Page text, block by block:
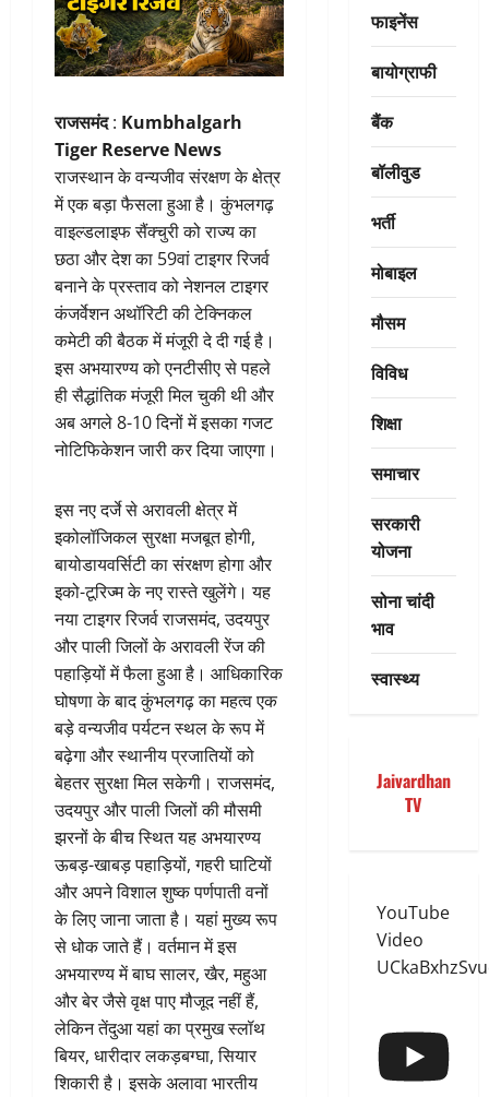
राजसमंद: Kumbhalgarh
Tiger Reserve News
राजस्थान के वन्यजीव संरक्षण के क्षेत्र
में एक बड़ा फैसला हुआ है। कुंभलगढ़
वाइल्डलाइफ सैंक्चुरी को राज्य का
छठा और देश का 59वां टाइगर रिजर्व
बनाने के प्रस्ताव को नेशनल टाइगर
कंजर्वेशन अथॉरिटी की टेक्निकल
कमेटी की बैठक में मंजूरी दे दी गई है।
इस अभयारण्य को एनटीसीए से पहले
ही सैद्धांतिक मंजूरी मिल चुकी थी और
अब अगले 8-10 दिनों में इसका गजट
नोटिफिकेशन जारी कर दिया जाएगा।
इस नए दर्जे से अरावली क्षेत्र में
इकोलॉजिकल सुरक्षा मजबूत होगी,
बायोडायवर्सिटी का संरक्षण होगा और
इको-टूरिज्म के नए रास्ते खुलेंगे। यह
नया टाइगर रिजर्व राजसमंद, उदयपुर
और पाली जिलों के अरावली रेंज की
पहाड़ियों में फैला हुआ है। आधिकारिक
घोषणा के बाद कुंभलगढ़ का महत्व एक
बड़े वन्यजीव पर्यटन स्थल के रूप में
बढ़ेगा और स्थानीय प्रजातियों को
बेहतर सुरक्षा मिल सकेगी। राजसमंद,
उदयपुर और पाली जिलों की मौसमी
झरनों के बीच स्थित यह अभयारण्य
ऊबड़-खाबड़ पहाड़ियों, गहरी घाटियों
और अपने विशाल शुष्क पर्णपाती वनों
के लिए जाना जाता है। यहां मुख्य रूप
से धोक जाते हैं। वर्तमान में इस
अभयारण्य में बाघ सालर, खैर, महुआ
और बेर जैसे वृक्ष पाए मौजूद नहीं हैं,
लेकिन तेंदुआ यहां का प्रमुख स्लॉथ
बियर, धारीदार लकड़बग्घा, सियार
शिकारी है। इसके अलावा भारतीय
फाइनेंस
बायोग्राफी
बैंक
बॉलीवुड
भर्ती
मोबाइल
मौसम
विविध
शिक्षा
समाचार
सरकारी
योजना
सोना चांदी
भाव
स्वास्थ्य
Jaivardhan
TV
YouTube
Video